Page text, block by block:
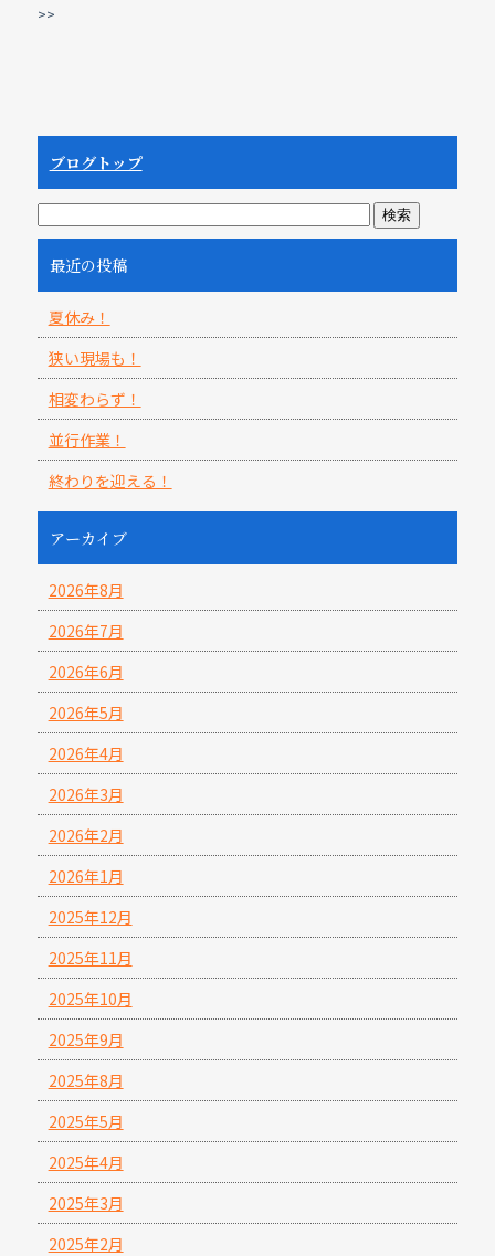
>>
ブログトップ
最近の投稿
夏休み！
狭い現場も！
相変わらず！
並行作業！
終わりを迎える！
アーカイブ
2026年8月
2026年7月
2026年6月
2026年5月
2026年4月
2026年3月
2026年2月
2026年1月
2025年12月
2025年11月
2025年10月
2025年9月
2025年8月
2025年5月
2025年4月
2025年3月
2025年2月